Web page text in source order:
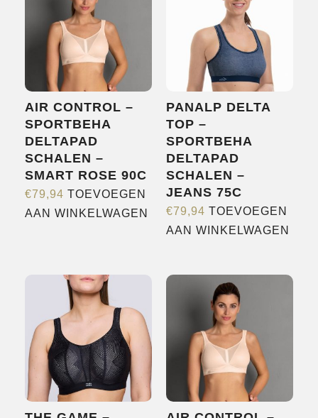
AIR CONTROL –
SPORTBEHA
DELTAPAD
SCHALEN –
SMART ROSE 90C
€79,94 TOEVOEGEN
AAN WINKELWAGEN
PANALP DELTA
TOP –
SPORTBEHA
DELTAPAD
SCHALEN –
JEANS 75C
€79,94 TOEVOEGEN
AAN WINKELWAGEN